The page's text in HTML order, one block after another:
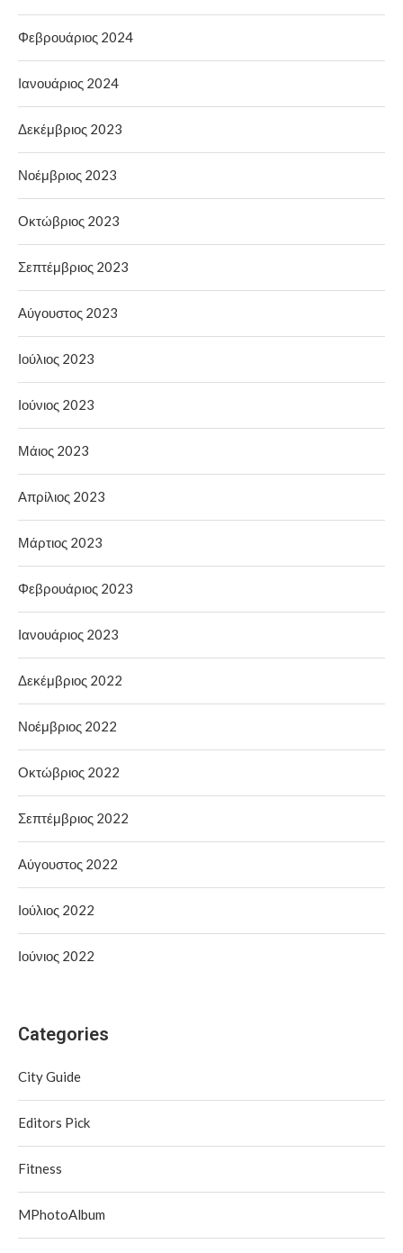
Φεβρουάριος 2024
Ιανουάριος 2024
Δεκέμβριος 2023
Νοέμβριος 2023
Οκτώβριος 2023
Σεπτέμβριος 2023
Αύγουστος 2023
Ιούλιος 2023
Ιούνιος 2023
Μάιος 2023
Απρίλιος 2023
Μάρτιος 2023
Φεβρουάριος 2023
Ιανουάριος 2023
Δεκέμβριος 2022
Νοέμβριος 2022
Οκτώβριος 2022
Σεπτέμβριος 2022
Αύγουστος 2022
Ιούλιος 2022
Ιούνιος 2022
Categories
City Guide
Editors Pick
Fitness
MPhotoAlbum